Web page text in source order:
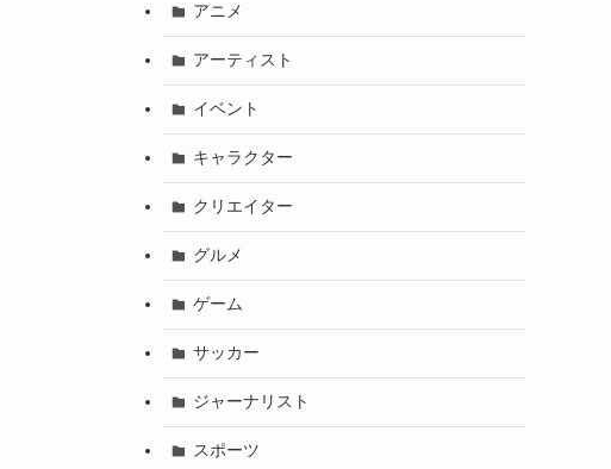
アニメ
アーティスト
イベント
キャラクター
クリエイター
グルメ
ゲーム
サッカー
ジャーナリスト
スポーツ